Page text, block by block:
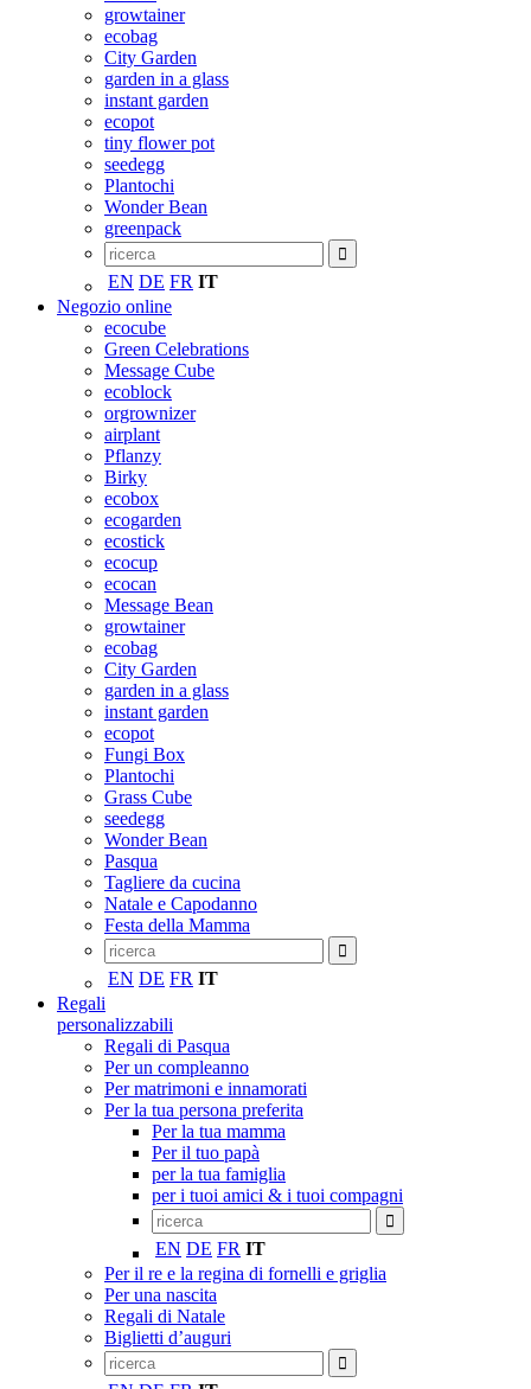
growtainer
ecobag
City Garden
garden in a glass
instant garden
ecopot
tiny flower pot
seedegg
Plantochi
Wonder Bean
greenpack
EN DE FR IT
Negozio online
ecocube
Green Celebrations
Message Cube
ecoblock
orgrownizer
airplant
Pflanzy
Birky
ecobox
ecogarden
ecostick
ecocup
ecocan
Message Bean
growtainer
ecobag
City Garden
garden in a glass
instant garden
ecopot
Fungi Box
Plantochi
Grass Cube
seedegg
Wonder Bean
Pasqua
Tagliere da cucina
Natale e Capodanno
Festa della Mamma
EN DE FR IT
Regali
personalizzabili
Regali di Pasqua
Per un compleanno
Per matrimoni e innamorati
Per la tua persona preferita
Per la tua mamma
Per il tuo papà
per la tua famiglia
per i tuoi amici & i tuoi compagni
EN DE FR IT
Per il re e la regina di fornelli e griglia
Per una nascita
Regali di Natale
Biglietti d’auguri